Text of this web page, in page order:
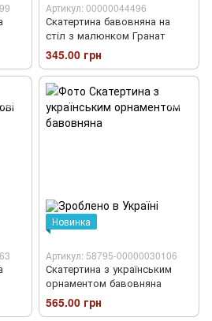
Артикул: 00000044496
Скатертина бавовняна на
стіл з малюнком Гранат
345.00 грн
Новинка
Артикул: 58795-00000030106
Скатертина з українським
орнаментом бавовняна
565.00 грн